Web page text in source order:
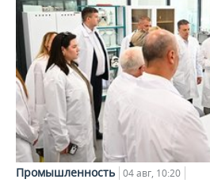
Промышленность 04 авг, 10:20